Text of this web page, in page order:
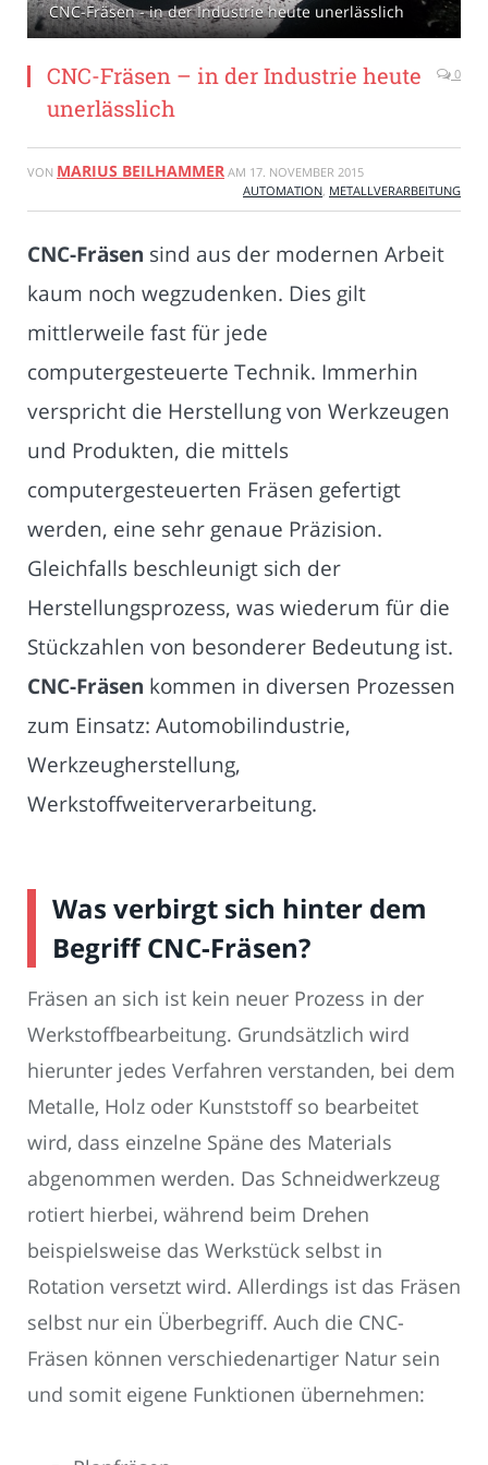
CNC-Fräsen - in der Industrie heute unerlässlich
CNC-Fräsen – in der Industrie heute
unerlässlich
0
VON MARIUS BEILHAMMER AM 17. NOVEMBER 2015
AUTOMATION, METALLVERARBEITUNG
CNC-Fräsen sind aus der modernen Arbeit
kaum noch wegzudenken. Dies gilt
mittlerweile fast für jede
computergesteuerte Technik. Immerhin
verspricht die Herstellung von Werkzeugen
und Produkten, die mittels
computergesteuerten Fräsen gefertigt
werden, eine sehr genaue Präzision.
Gleichfalls beschleunigt sich der
Herstellungsprozess, was wiederum für die
Stückzahlen von besonderer Bedeutung ist.
CNC-Fräsen kommen in diversen Prozessen
zum Einsatz: Automobilindustrie,
Werkzeugherstellung,
Werkstoffweiterverarbeitung.
Was verbirgt sich hinter dem
Begriff CNC-Fräsen?
Fräsen an sich ist kein neuer Prozess in der
Werkstoffbearbeitung. Grundsätzlich wird
hierunter jedes Verfahren verstanden, bei dem
Metalle, Holz oder Kunststoff so bearbeitet
wird, dass einzelne Späne des Materials
abgenommen werden. Das Schneidwerkzeug
rotiert hierbei, während beim Drehen
beispielsweise das Werkstück selbst in
Rotation versetzt wird. Allerdings ist das Fräsen
selbst nur ein Überbegriff. Auch die CNC-
Fräsen können verschiedenartiger Natur sein
und somit eigene Funktionen übernehmen: